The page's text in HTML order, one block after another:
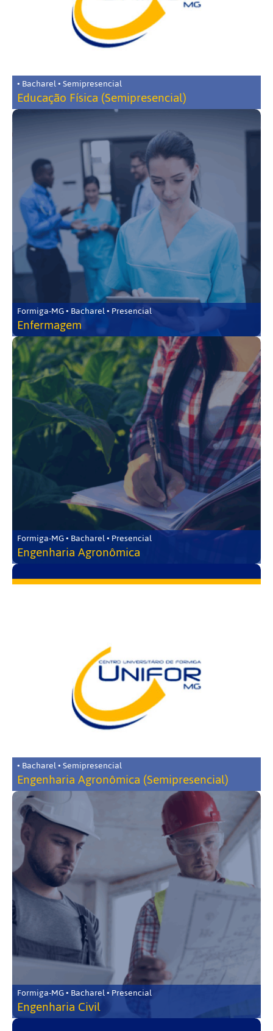
• Bacharel • Semipresencial
Educação Física (Semipresencial)
Formiga-MG • Bacharel • Presencial
Enfermagem
Formiga-MG • Bacharel • Presencial
Engenharia Agronômica
• Bacharel • Semipresencial
Engenharia Agronômica (Semipresencial)
Formiga-MG • Bacharel • Presencial
Engenharia Civil